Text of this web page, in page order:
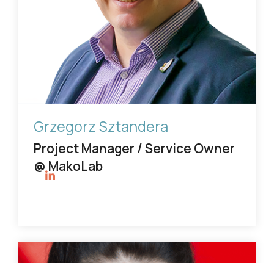
Grzegorz Sztandera
Project Manager / Service Owner
@ MakoLab